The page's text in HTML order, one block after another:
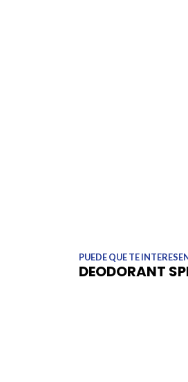
PUEDE QUE TE
DEODORANT